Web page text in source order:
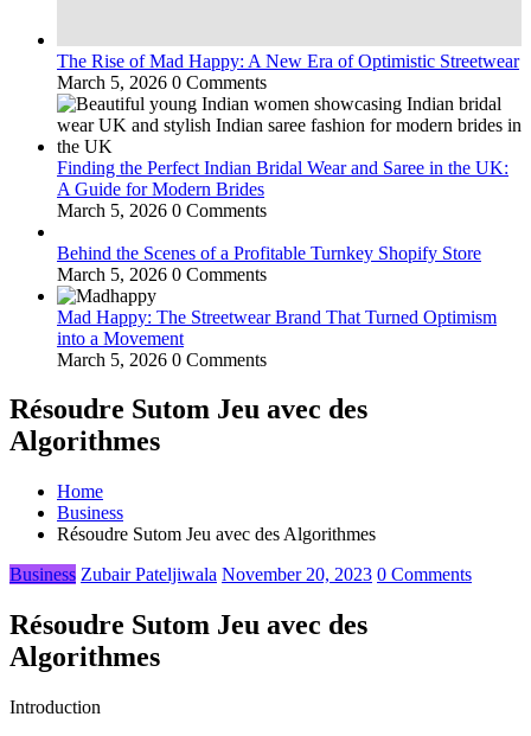
The Rise of Mad Happy: A New Era of Optimistic Streetwear
March 5, 2026 0 Comments
Finding the Perfect Indian Bridal Wear and Saree in the UK:
A Guide for Modern Brides
March 5, 2026 0 Comments
Behind the Scenes of a Profitable Turnkey Shopify Store
March 5, 2026 0 Comments
Mad Happy: The Streetwear Brand That Turned Optimism
into a Movement
March 5, 2026 0 Comments
Résoudre Sutom Jeu avec des
Algorithmes
Home
Business
Résoudre Sutom Jeu avec des Algorithmes
Business Zubair Pateljiwala November 20, 2023 0 Comments
Résoudre Sutom Jeu avec des
Algorithmes
Introduction